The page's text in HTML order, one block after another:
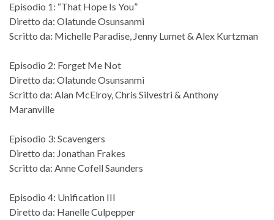
Episodio 1: “That Hope Is You”
Diretto da: Olatunde Osunsanmi
Scritto da: Michelle Paradise, Jenny Lumet & Alex Kurtzman
Episodio 2: Forget Me Not
Diretto da: Olatunde Osunsanmi
Scritto da: Alan McElroy, Chris Silvestri & Anthony
Maranville
Episodio 3: Scavengers
Diretto da: Jonathan Frakes
Scritto da: Anne Cofell Saunders
Episodio 4: Unification III
Diretto da: Hanelle Culpepper